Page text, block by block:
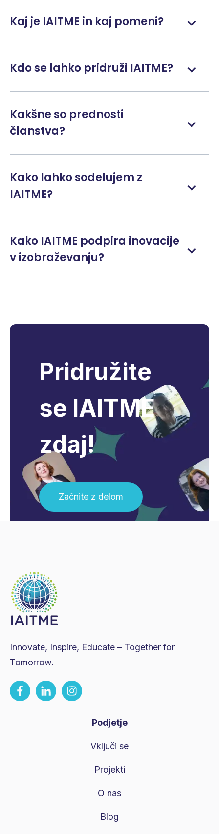
Kaj je IAITME in kaj pomeni?
Kdo se lahko pridruži IAITME?
Kakšne so prednosti
članstva?
Kako lahko sodelujem z
IAITME?
Kako IAITME podpira inovacije
v izobraževanju?
Pridružite
se IAITME
zdaj!
Začnite z delom
Innovate, Inspire, Educate – Together for
Tomorrow.
Podjetje
Vključi se
Projekti
O nas
Blog